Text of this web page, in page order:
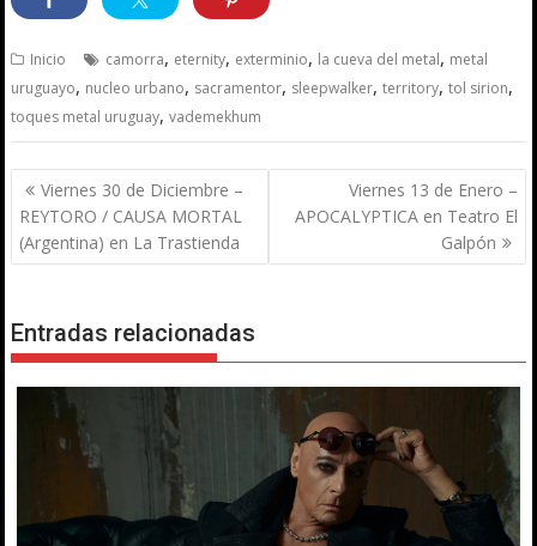
Inicio camorra, eternity, exterminio, la cueva del metal, metal
uruguayo, nucleo urbano, sacramentor, sleepwalker,territory,tol sirion,
toques metal uruguay,vademekhum
Navegación
de
entradas
Viernes 30 de Diciembre –
REYTORO / CAUSA MORTAL
(Argentina) en La Trastienda
Viernes 13 de Enero –
APOCALYPTICA en Teatro El
Galpón
Entradas relacionadas